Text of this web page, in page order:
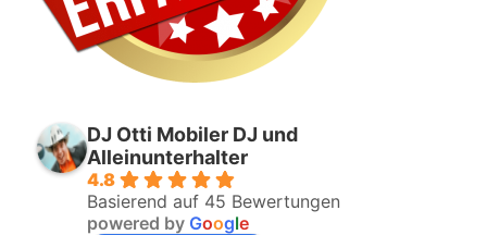
DJ Otti Mobiler DJ und
Alleinunterhalter
4.8
Basierend auf 45 Bewertungen
powered by Google